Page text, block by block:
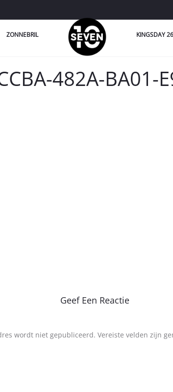
ZONNEBRIL KINGSDAY 26
482A-BA01-
Geef Een Reactie
wordt niet gepubliceerd. Vereiste velden zijn